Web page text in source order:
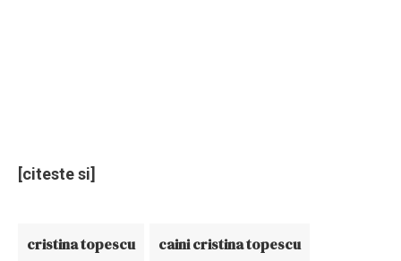
[citeste si]
cristina topescu caini cristina topescu